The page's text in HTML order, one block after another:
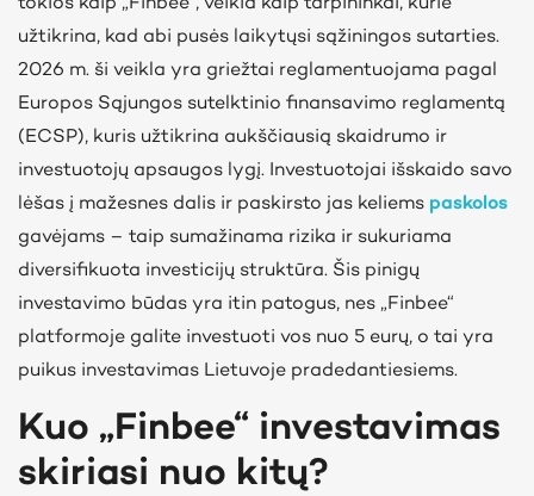
tokios kaip „Finbee“, veikia kaip tarpininkai, kurie
užtikrina, kad abi pusės laikytųsi sąžiningos sutarties.
2026 m. ši veikla yra griežtai reglamentuojama pagal
Europos Sąjungos sutelktinio finansavimo reglamentą
(ECSP), kuris užtikrina aukščiausią skaidrumo ir
investuotojų apsaugos lygį. Investuotojai išskaido savo
lėšas į mažesnes dalis ir paskirsto jas keliems paskolos
gavėjams – taip sumažinama rizika ir sukuriama
diversifikuota investicijų struktūra. Šis pinigų
investavimo būdas yra itin patogus, nes „Finbee“
platformoje galite investuoti vos nuo 5 eurų, o tai yra
puikus investavimas Lietuvoje pradedantiesiems.
Kuo „Finbee“ investavimas
skiriasi nuo kitų?